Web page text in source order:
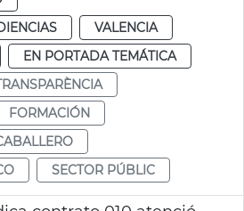
VALENCIA
EN PORTADA TEMÁTICA
FORMACIÓN
SECTOR PÚBLIC